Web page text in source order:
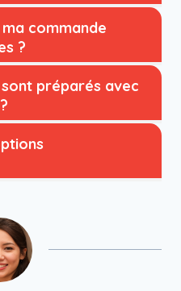
commande
?
préparés avec